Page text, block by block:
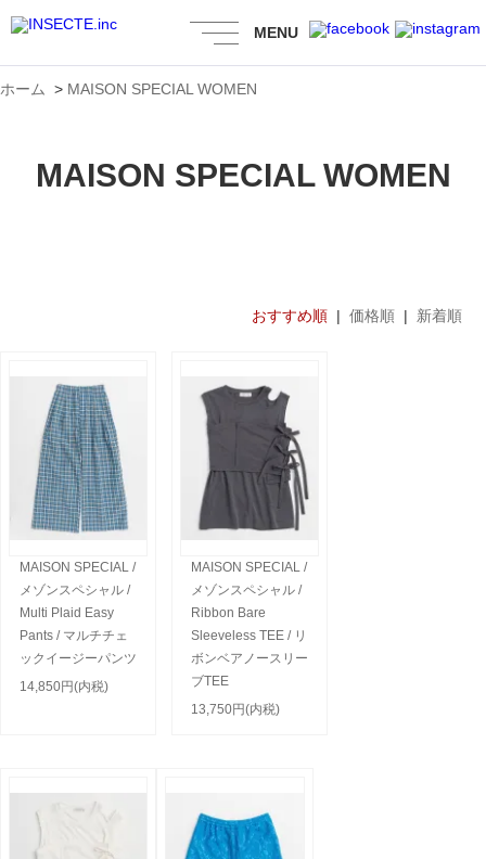
MENU
ホーム > MAISON SPECIAL WOMEN
MAISON SPECIAL WOMEN
おすすめ順| 価格順| 新着順
MAISON SPECIAL /
メゾンスペシャル /
Multi Plaid Easy
Pants / マルチチェ
ックイージーパンツ
14,850円(内税)
MAISON SPECIAL /
メゾンスペシャル /
Ribbon Bare
Sleeveless TEE / リ
ボンベアノースリー
ブTEE
13,750円(内税)